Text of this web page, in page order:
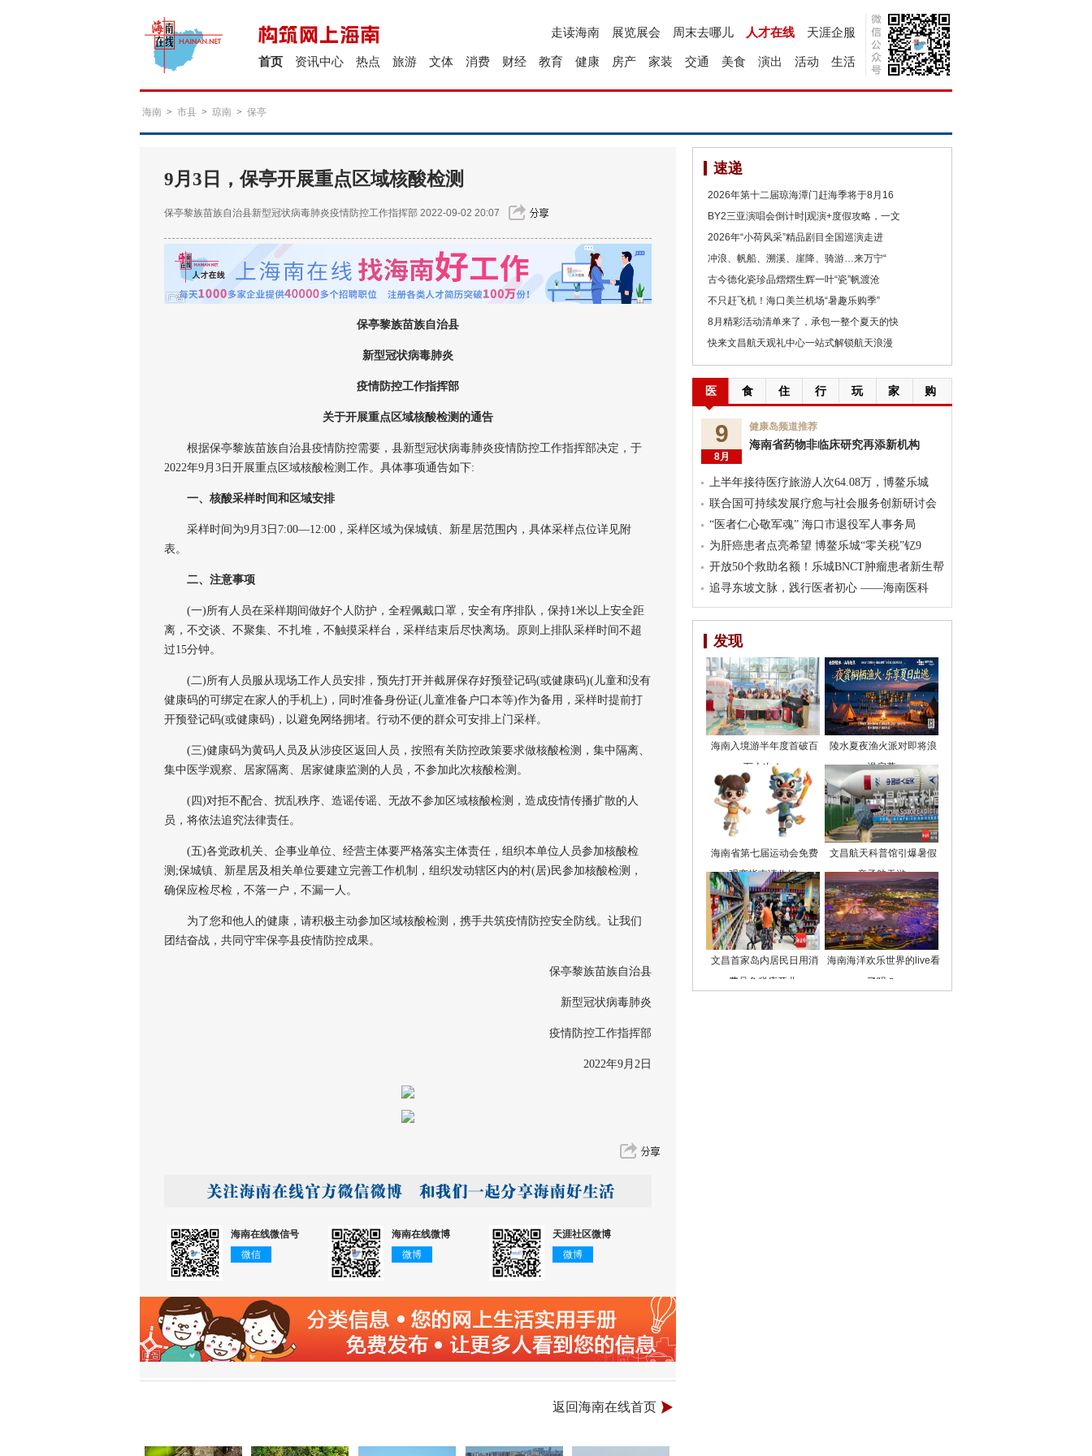
天涯企服
人才在线
周末去哪儿
展览展会
走读海南
生活
活动
演出
美食
交通
家装
房产
健康
教育
财经
消费
文体
旅游
热点
资讯中心
首页
海南 > 市县 > 琼南 > 保亭
9月3日，保亭开展重点区域核酸检测
保亭黎族苗族自治县新型冠状病毒肺炎疫情防控工作指挥部 2022-09-02 20:07
保亭黎族苗族自治县
新型冠状病毒肺炎
疫情防控工作指挥部
关于开展重点区域核酸检测的通告
根据保亭黎族苗族自治县疫情防控需要，县新型冠状病毒肺炎疫情防控工作指挥部决定，于
2022年9月3日开展重点区域核酸检测工作。具体事项通告如下:
一、核酸采样时间和区域安排
采样时间为9月3日7:00—12:00，采样区域为保城镇、新星居范围内，具体采样点位详见附
表。
二、注意事项
(一)所有人员在采样期间做好个人防护，全程佩戴口罩，安全有序排队，保持1米以上安全距
离，不交谈、不聚集、不扎堆，不触摸采样台，采样结束后尽快离场。原则上排队采样时间不超
过15分钟。
(二)所有人员服从现场工作人员安排，预先打开并截屏保存好预登记码(或健康码)(儿童和没有
健康码的可绑定在家人的手机上)，同时准备身份证(儿童准备户口本等)作为备用，采样时提前打
开预登记码(或健康码)，以避免网络拥堵。行动不便的群众可安排上门采样。
(三)健康码为黄码人员及从涉疫区返回人员，按照有关防控政策要求做核酸检测，集中隔离、
集中医学观察、居家隔离、居家健康监测的人员，不参加此次核酸检测。
(四)对拒不配合、扰乱秩序、造谣传谣、无故不参加区域核酸检测，造成疫情传播扩散的人
员，将依法追究法律责任。
(五)各党政机关、企事业单位、经营主体要严格落实主体责任，组织本单位人员参加核酸检
测;保城镇、新星居及相关单位要建立完善工作机制，组织发动辖区内的村(居)民参加核酸检测，
确保应检尽检，不落一户，不漏一人。
为了您和他人的健康，请积极主动参加区域核酸检测，携手共筑疫情防控安全防线。让我们
团结奋战，共同守牢保亭县疫情防控成果。
保亭黎族苗族自治县
新型冠状病毒肺炎
疫情防控工作指挥部
2022年9月2日
海南在线微信号
微信
海南在线微博
微博
天涯社区微博
微博
返回海南在线首页
速递
2026年第十二届琼海潭门赶海季将于8月16
BY2三亚演唱会倒计时|观演+度假攻略，一文
2026年“小荷风采”精品剧目全国巡演走进
冲浪、帆船、溯溪、崖降、骑游…来万宁“
古今德化瓷珍品熠熠生辉一叶“瓷”帆渡沧
不只赶飞机！海口美兰机场“暑趣乐购季”
8月精彩活动清单来了，承包一整个夏天的快
快来文昌航天观礼中心一站式解锁航天浪漫
医 食 住 行 玩 家 购
9
8月
健康岛频道推荐
海南省药物非临床研究再添新机构
上半年接待医疗旅游人次64.08万，博鳌乐城
联合国可持续发展疗愈与社会服务创新研讨会
“医者仁心敬军魂” 海口市退役军人事务局
为肝癌患者点亮希望 博鳌乐城“零关税”钇9
开放50个救助名额！乐城BNCT肿瘤患者新生帮
追寻东坡文脉，践行医者初心 ——海南医科
发现
海南入境游半年度首破百
万人次！
陵水夏夜渔火派对即将浪
漫启幕
海南省第七届运动会免费
观赛指南请收好
文昌航天科普馆引爆暑假
亲子航天游
文昌首家岛内居民日用消
费品免税店开业
海南海洋欢乐世界的live看
了吗？